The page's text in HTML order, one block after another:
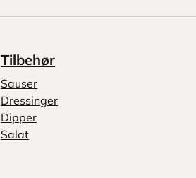
Tilbehør
Sauser
Dressinger
Dipper
Salat